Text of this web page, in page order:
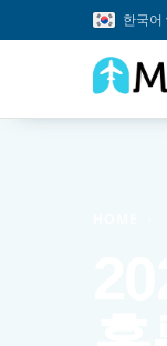
한국어